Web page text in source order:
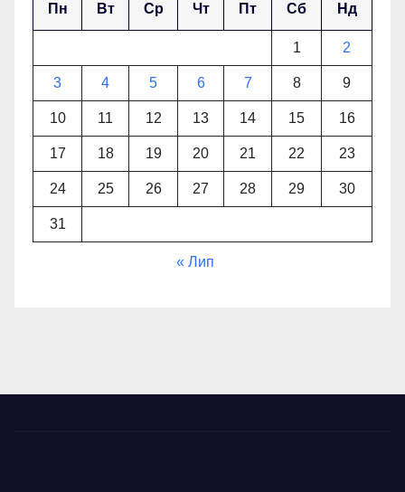
Пн Вт Ср Чт Пт Сб Нд
1 2
3 4 5 6 7 8 9
10 11 12 13 14 15 16
17 18 19 20 21 22 23
24 25 26 27 28 29 30
31
« Лип